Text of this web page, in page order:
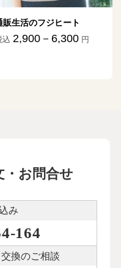
販生活のフジヒート
込 2,900－6,300 円
・お問合せ
み
164
換のご相談